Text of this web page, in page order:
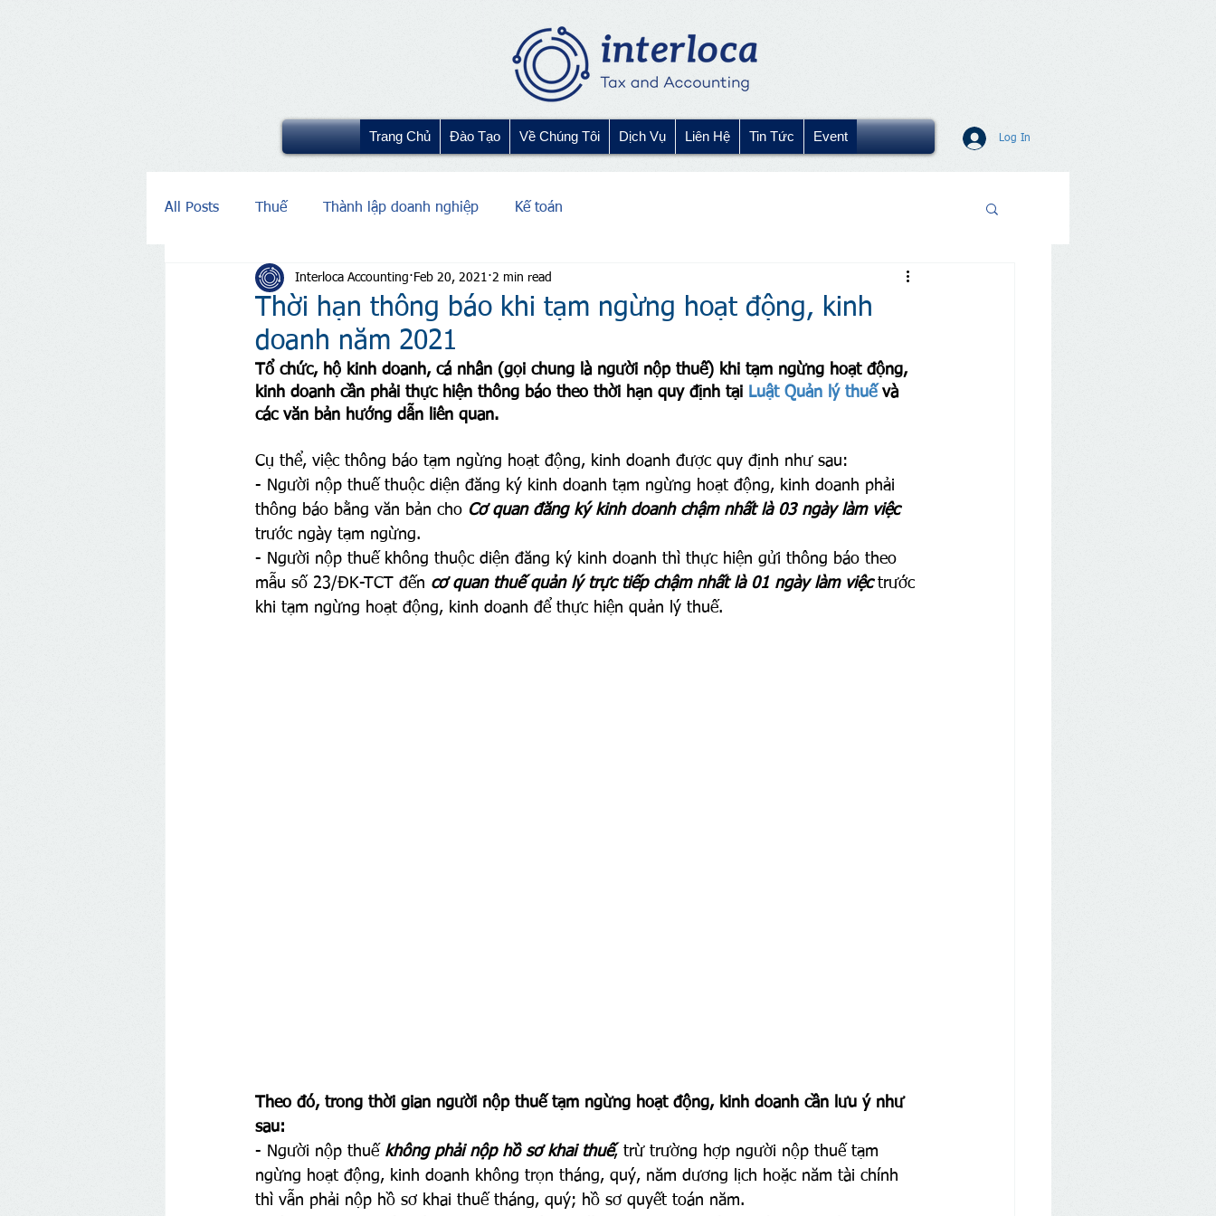
Trang Chủ Đào Tạo Về Chúng Tôi Dịch Vụ Liên Hệ Tin Tức Event Log In
All Posts Thuế Thành lập doanh nghiệp Kế toán
Thời hạn thông báo khi tạm ngừng hoạt động, kinh
doanh năm 2021
Interloca Accounting Feb 20, 2021 2 min read
Tổ chức, hộ kinh doanh, cá nhân (gọi chung là người nộp thuế) khi tạm ngừng hoạt động,
kinh doanh cần phải thực hiện thông báo theo thời hạn quy định tại Luật Quản lý thuế và
các văn bản hướng dẫn liên quan.
Cụ thể, việc thông báo tạm ngừng hoạt động, kinh doanh được quy định như sau:
- Người nộp thuế thuộc diện đăng ký kinh doanh tạm ngừng hoạt động, kinh doanh phải
thông báo bằng văn bản cho Cơ quan đăng ký kinh doanh chậm nhất là 03 ngày làm việc
trước ngày tạm ngừng.
- Người nộp thuế không thuộc diện đăng ký kinh doanh thì thực hiện gửi thông báo theo
mẫu số 23/ĐK-TCT đến cơ quan thuế quản lý trực tiếp chậm nhất là 01 ngày làm việc trước
khi tạm ngừng hoạt động, kinh doanh để thực hiện quản lý thuế.
Theo đó, trong thời gian người nộp thuế tạm ngừng hoạt động, kinh doanh cần lưu ý như
sau:
- Người nộp thuế không phải nộp hồ sơ khai thuế, trừ trường hợp người nộp thuế tạm
ngừng hoạt động, kinh doanh không trọn tháng, quý, năm dương lịch hoặc năm tài chính
thì vẫn phải nộp hồ sơ khai thuế tháng, quý; hồ sơ quyết toán năm.